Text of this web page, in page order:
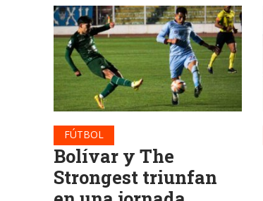
FÚTBOL
Bolívar y The
Strongest triunfan